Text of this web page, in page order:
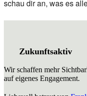
schau dir an, was es
Zukunftsaktiv
Wir schaffen mehr
auf eigenes Engagement.